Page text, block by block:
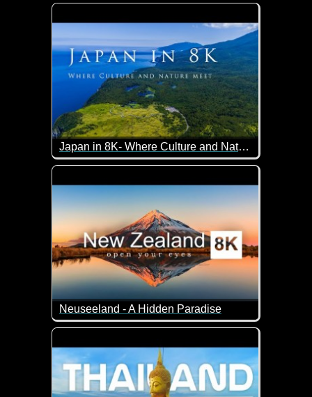
Wunderschöne Aufnahmen von Reptilien und
Japan in 8K- Where Culture and Nature Meet
Ein sagenhaftes Video von Japan.
Neuseeland - A Hidden Paradise
20 Minuten lang kannst du dir hier traumhafte